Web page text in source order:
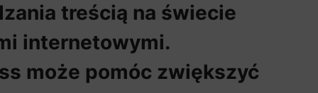
treścią na świecie
internetowymi.
może pomóc zwiększyć